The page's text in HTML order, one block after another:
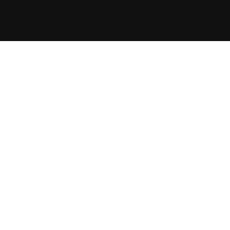
humor, amor y la historia real de una madre con su hijo
esperando y quién sabe qué va a resultar después.»